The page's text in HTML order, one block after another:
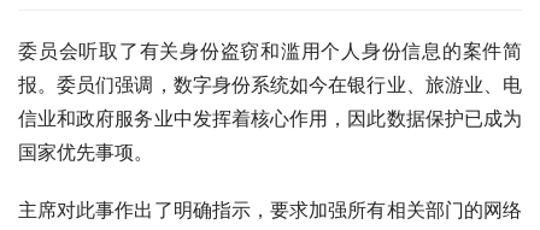
委员会听取了有关身份盗窃和滥用个人身份信息的案件简
报。委员们强调，数字身份系统如今在银行业、旅游业、电
信业和政府服务业中发挥着核心作用，因此数据保护已成为
国家优先事项。
主席对此事作出了明确指示，要求加强所有相关部门的网络